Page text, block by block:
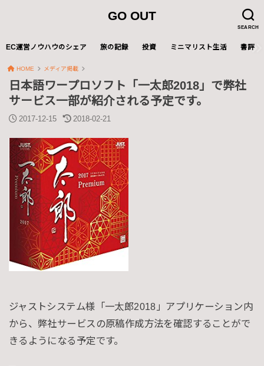
SEARCH
GO OUT
EC運営ノウハウのシェア 旅の記録 投資 ミニマリスト生活 書評
HOME メディア掲載
日本語ワープロソフト「一太郎2018」で弊社
サービス一部が紹介される予定です。
2017-12-15 2018-02-21
ジャストシステム様「一太郎2018」アプリケーション内
から、弊社サービスの原稿作成方法を確認することがで
きるようになる予定です。